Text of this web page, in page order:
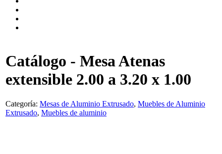
Catálogo - Mesa Atenas
extensible 2.00 a 3.20 x 1.00
Categoría: Mesas de Aluminio Extrusado, Muebles de Aluminio
Extrusado, Muebles de aluminio